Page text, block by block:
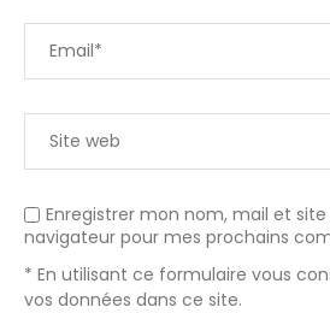
Enregistrer mon nom, mail et site
navigateur pour mes prochains
* En utilisant ce formulaire vous
vos données dans ce site.